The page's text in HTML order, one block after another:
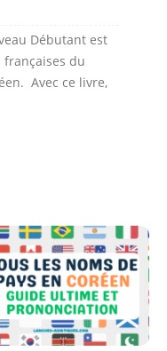
Débutant est
du
Avec ce livre,